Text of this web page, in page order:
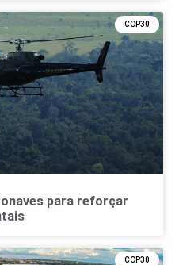
COP30
para reforçar
COP30